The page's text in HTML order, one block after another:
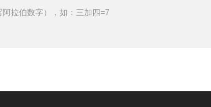
拉伯数字），如：三加四=7